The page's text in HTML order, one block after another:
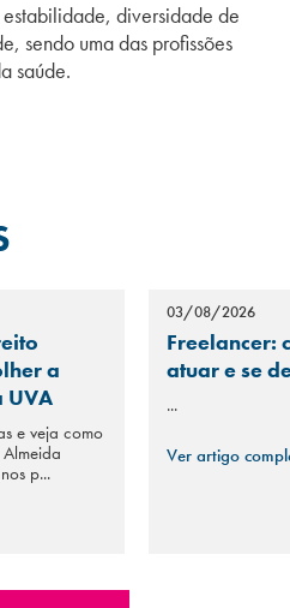
diversidade de
sendo uma das profissões
saúde.
a
UVA
e veja como
p...
03/08/2026
Freelancer:
atuar e se
...
Ver artigo